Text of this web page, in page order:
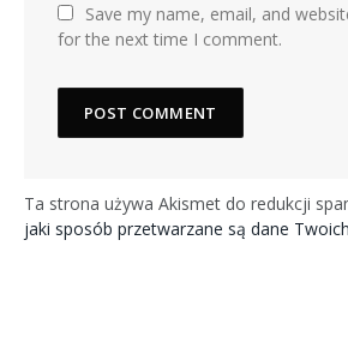
Save my name, email, and
for the next time I comment.
Ta strona używa Akismet do redukcji
jaki sposób przetwarzane są dane